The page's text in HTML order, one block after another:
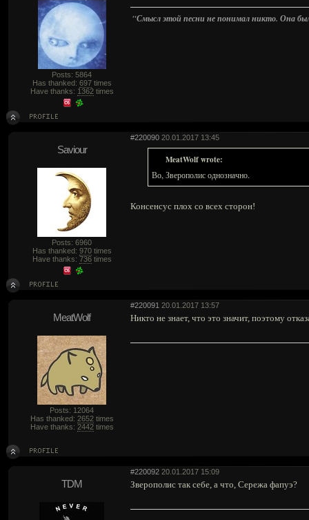
Posts: 5864
Has thanked: 697times
Have thanks: 1362times
"Смысл этой песни не понимал никто. Она была
#220090 20.01.2017 13:45
Saviour
Posts: 6960
Has thanked: 970times
Have thanks: 736times
MeatWolf wrote:
Во, Зверополис однозначно.
Консенсус плох со всех сторон!
#220091 20.01.2017 13:57
MeatWolf
Posts: 12064
Has thanked: 2652times
Have thanks: 2442times
Никто не знает, что это значит, поэтому
#220092 20.01.2017 15:09
TDM Зверополис так себе, а что, Сережа фапуэ?